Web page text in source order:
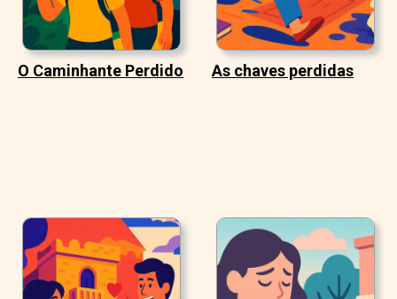
O Caminhante Perdido As chaves perdidas